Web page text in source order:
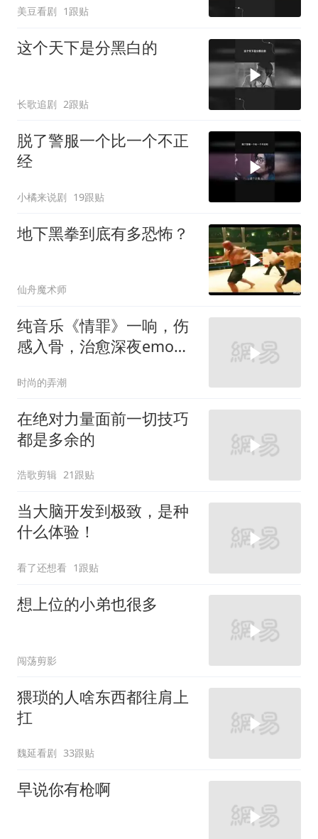
美豆看剧 1跟贴
这个天下是分黑白的
长歌追剧 2跟贴
脱了警服一个比一个不正
经
小橘来说剧 19跟贴
地下黑拳到底有多恐怖？
仙舟魔术师
纯音乐《情罪》一响，伤
感入骨，治愈深夜emo的
时尚的弄潮
在绝对力量面前一切技巧
都是多余的
浩歌剪辑 21跟贴
当大脑开发到极致，是种
什么体验！
看了还想看 1跟贴
想上位的小弟也很多
闯荡剪影
猥琐的人啥东西都往肩上
扛
魏延看剧 33跟贴
早说你有枪啊